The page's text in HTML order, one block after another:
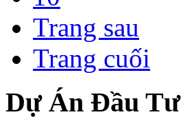
Trang sau
Trang cuối
Dự Án Đầu Tư